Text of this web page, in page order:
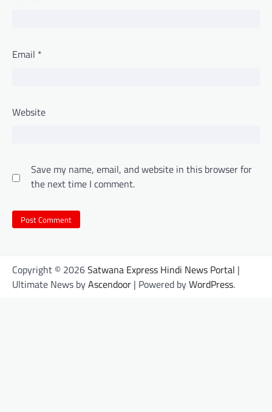
Email *
Website
Save my name, email, and website in this browser for
the next time I comment.
Copyright © 2026Satwana Express Hindi News Portal |
Ultimate News byAscendoor | Powered byWordPress.